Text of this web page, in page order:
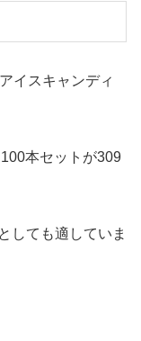
イスキャンディ
本セットが309
しても適していま